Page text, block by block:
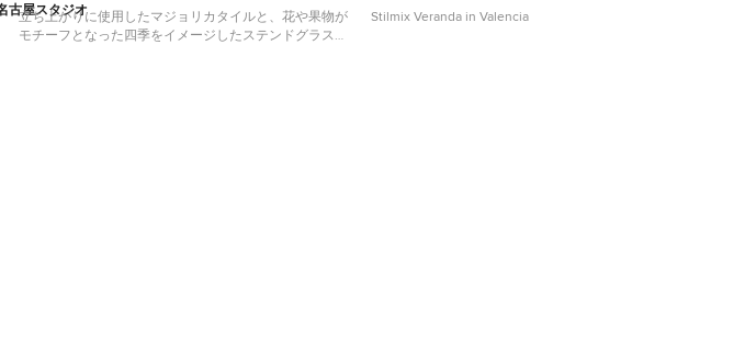
古屋スタジオ
立ち上がりに使用したマジョリカタイルと、花や果物が
モチーフとなった四季をイメージしたステンドグラスが
Stilmix Veranda in Valencia